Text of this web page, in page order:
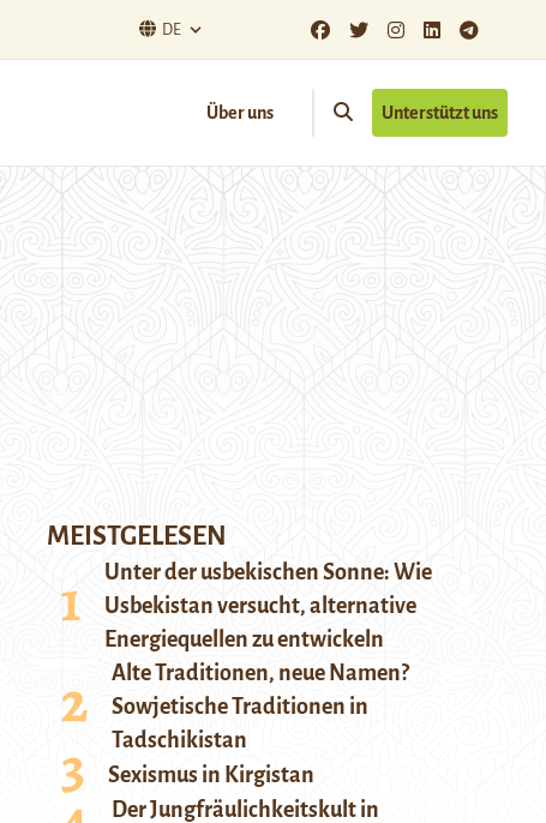
DE
Über uns Unterstützt uns
MEISTGELESEN
Unter der usbekischen Sonne: Wie
Usbekistan versucht, alternative
Energiequellen zu entwickeln
Alte Traditionen, neue Namen?
Sowjetische Traditionen in
Tadschikistan
Sexismus in Kirgistan
Der Jungfräulichkeitskult in